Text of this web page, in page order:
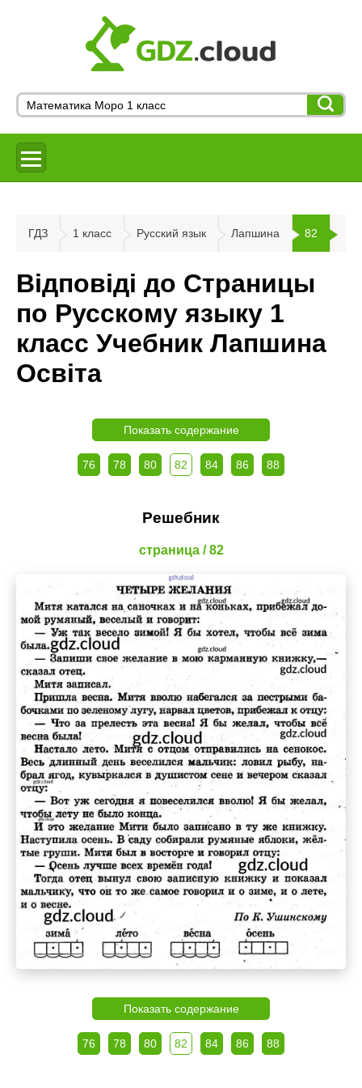
ГДЗ 1 класс Русский язык Лапшина 82
Відповіді до Страницы
по Русскому языку 1
класс Учебник Лапшина
Освiта
Показать содержание
76 78 80 82 84 86 88
Решебник
страница / 82
Показать содержание
76 78 80 82 84 86 88